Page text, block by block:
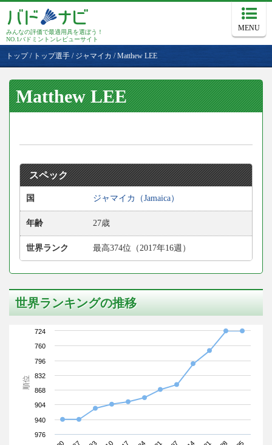
みんなの評価で最適用具を選ぼう！
NO.1バドミントンレビューサイト
MENU
トップ/ トップ選手 / ジャマイカ /Matthew LEE
Matthew LEE
スペック
国 ジャマイカ（Jamaica）
年齢 27歳
世界ランク 最高374位（2017年16週）
世界ランキングの推移
順位
724
760
796
832
868
904
940
976